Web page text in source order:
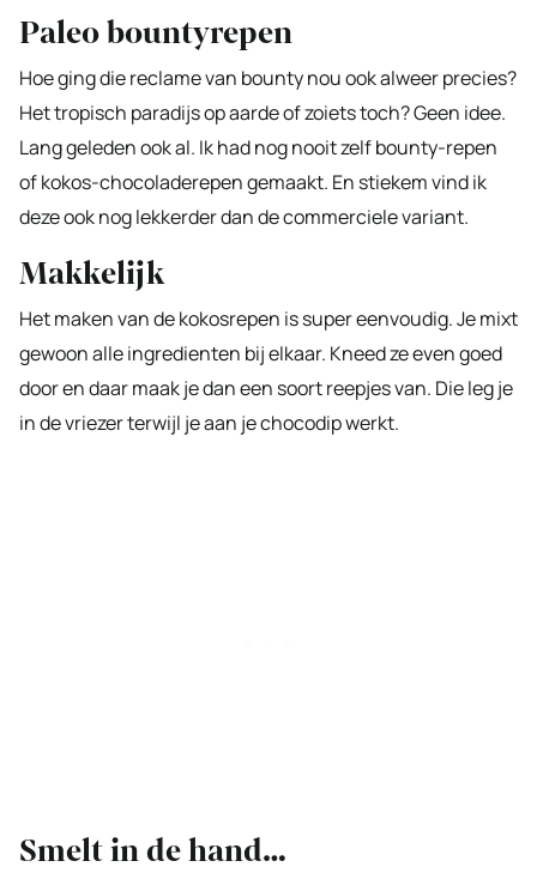
Paleo bountyrepen
Hoe ging die reclame van bounty nou ook alweer precies?
Het tropisch paradijs op aarde of zoiets toch? Geen idee.
Lang geleden ook al. Ik had nog nooit zelf bounty-repen
of kokos-chocoladerepen gemaakt. En stiekem vind ik
deze ook nog lekkerder dan de commerciele variant.
Makkelijk
Het maken van de kokosrepen is super eenvoudig. Je mixt
gewoon alle ingredienten bij elkaar. Kneed ze even goed
door en daar maak je dan een soort reepjes van. Die leg je
in de vriezer terwijl je aan je chocodip werkt.
Smelt in de hand…